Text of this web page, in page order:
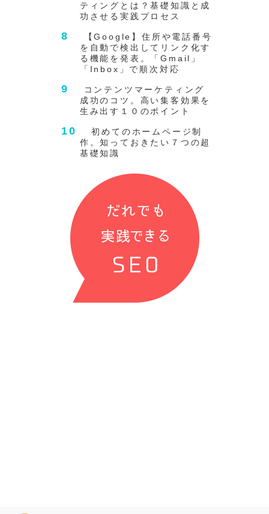
ティングとは？基礎知識と成
功させる実践プロセス
【Google】住所や電話番号
を自動で検出してリンク化す
る機能を発表。「Gmail」
「Inbox」で順次対応
コンテンツマーケティング
成功のコツ。高い集客効果を
生み出す１０のポイント
初めてのホームページ制
作。知っておきたい７つの超
基礎知識